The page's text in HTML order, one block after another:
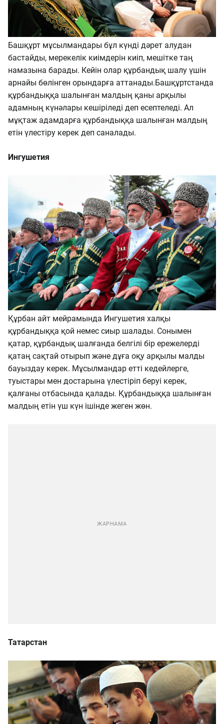
Башқұрт мұсылмандары бұл күнді дәрет алудан
бастайды, мерекелік киімдерін киіп, мешітке таң
намазына барады. Кейін олар құрбандық шалу үшін
арнайы бөлінген орындарға аттанады.Башқұртстанда
құрбандыққа шалынған малдың қаны арқылы
адамның күнәлары кешіріледі деп есептеледі. Ал
мұқтаж адамдарға құрбандыққа шалынған малдың
етін үлестіру керек деп саналады.
Ингушетия
Құрбан айт мейрамында Ингушетия халқы
құрбандыққа қой немес сиыр шалады. Сонымен
қатар, құрбандық шалғанда белгілі бір ережелерді
қатаң сақтай отырып және дұға оқу арқылы малды
бауыздау керек. Мұсылмандар етті кедейлерге,
туыстары мен достарына үлестіріп беруі керек,
қалғаны отбасында қалады. Құрбандыққа шалынған
малдың етін үш күн ішінде жеген жөн.
Татарстан